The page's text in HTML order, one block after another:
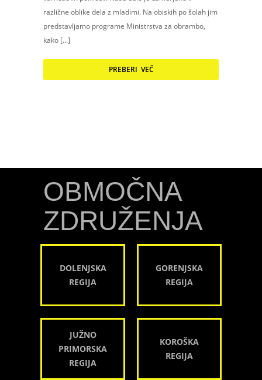
različne oblike dela z mladimi. Na obiskih po šolah jim
predstavljamo programe Ministrstva za obrambo,
kako […]
PREBERI VEČ
OBMOČNA
ZDRUŽENJA
DOLENJSKA
REGIJA
GORENJSKA
REGIJA
JUŽNO
PRIMORSKA
REGIJA
KOROŠKA
REGIJA